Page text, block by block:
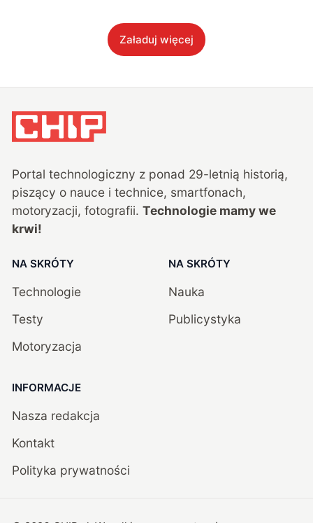
Załaduj więcej
Portal technologiczny z ponad 29-letnią historią,
piszący o nauce i technice, smartfonach,
motoryzacji, fotografii. Technologie mamy we
krwi!
NA SKRÓTY
Technologie
Testy
Motoryzacja
NA SKRÓTY
Nauka
Publicystyka
INFORMACJE
Nasza redakcja
Kontakt
Polityka prywatności